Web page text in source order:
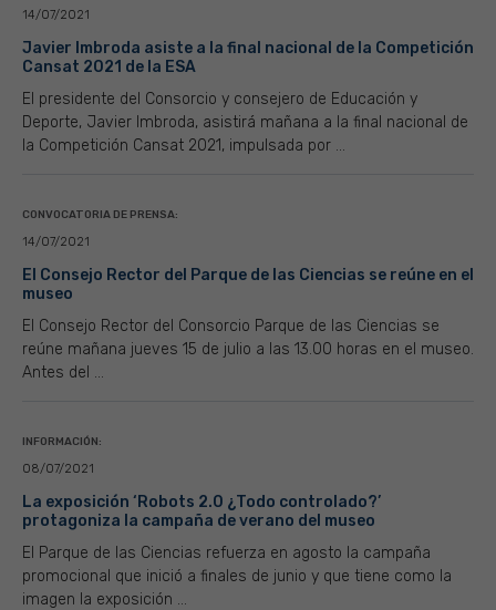
14/07/2021
Javier Imbroda asiste a la final nacional de la Competición
Cansat 2021 de la ESA
El presidente del Consorcio y consejero de Educación y
Deporte, Javier Imbroda, asistirá mañana a la final nacional de
la Competición Cansat 2021, impulsada por ...
CONVOCATORIA DE PRENSA:
14/07/2021
El Consejo Rector del Parque de las Ciencias se reúne en el
museo
El Consejo Rector del Consorcio Parque de las Ciencias se
reúne mañana jueves 15 de julio a las 13.00 horas en el museo.
Antes del ...
INFORMACIÓN:
08/07/2021
La exposición ‘Robots 2.0 ¿Todo controlado?’
protagoniza la campaña de verano del museo
El Parque de las Ciencias refuerza en agosto la campaña
promocional que inició a finales de junio y que tiene como la
imagen la exposición ...